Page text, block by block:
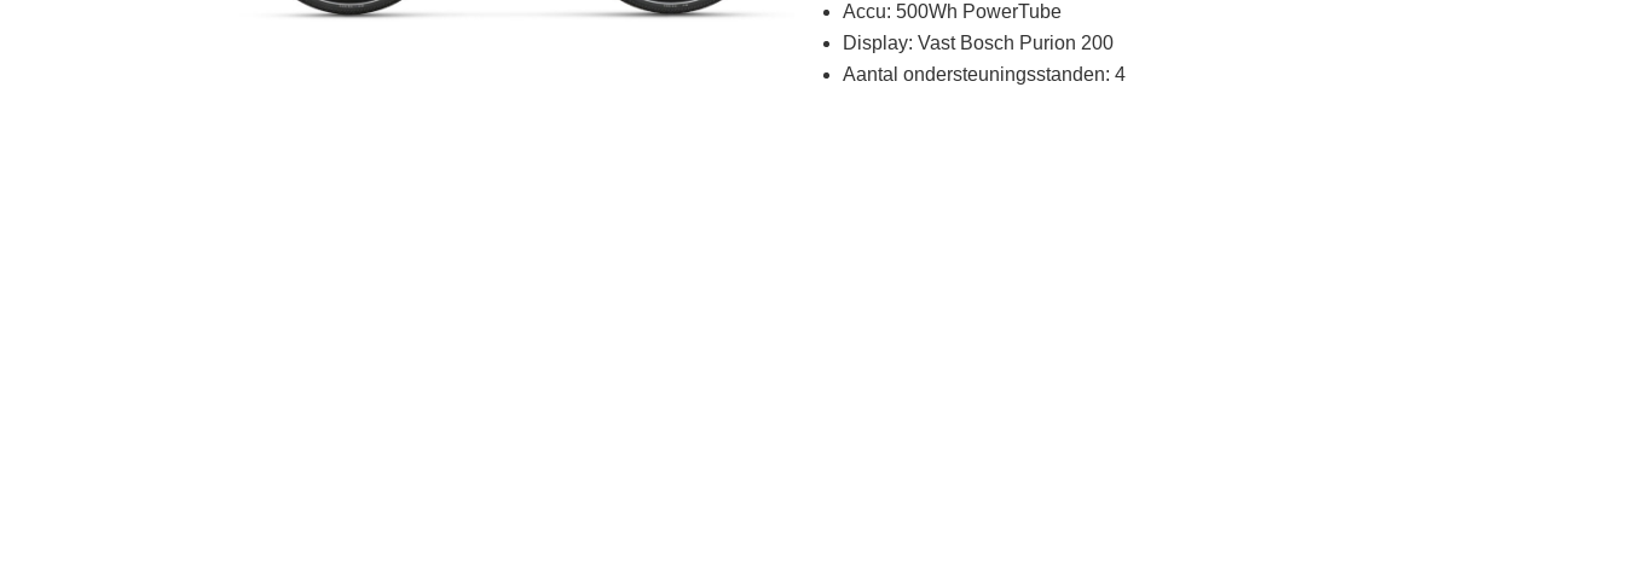
Accu: 500Wh PowerTube
Display: Vast Bosch Purion 200
Aantal ondersteuningsstanden: 4